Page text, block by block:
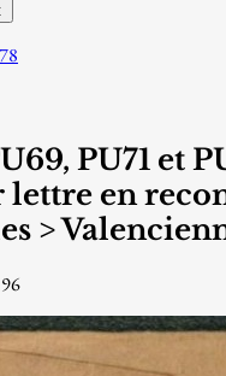
PU71 et
lettre en
>